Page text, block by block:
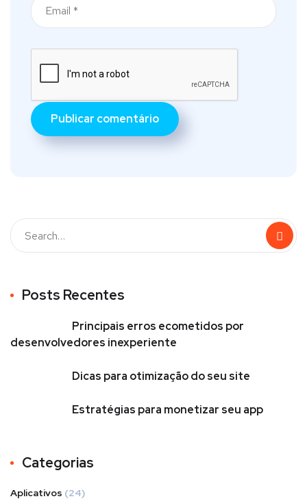
Posts Recentes
Principais erros ecometidos por
desenvolvedores inexperiente
Dicas para otimização do seu site
Estratégias para monetizar seu app
Categorias
Aplicativos (24)